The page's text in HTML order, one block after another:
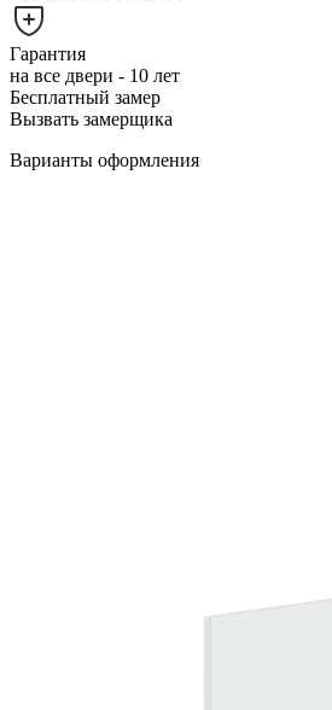
Гарантия
на все двери - 10 лет
Бесплатный замер
Вызвать замерщика
Варианты оформления